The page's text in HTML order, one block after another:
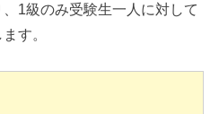
1級のみ受験生一人に対して
す。